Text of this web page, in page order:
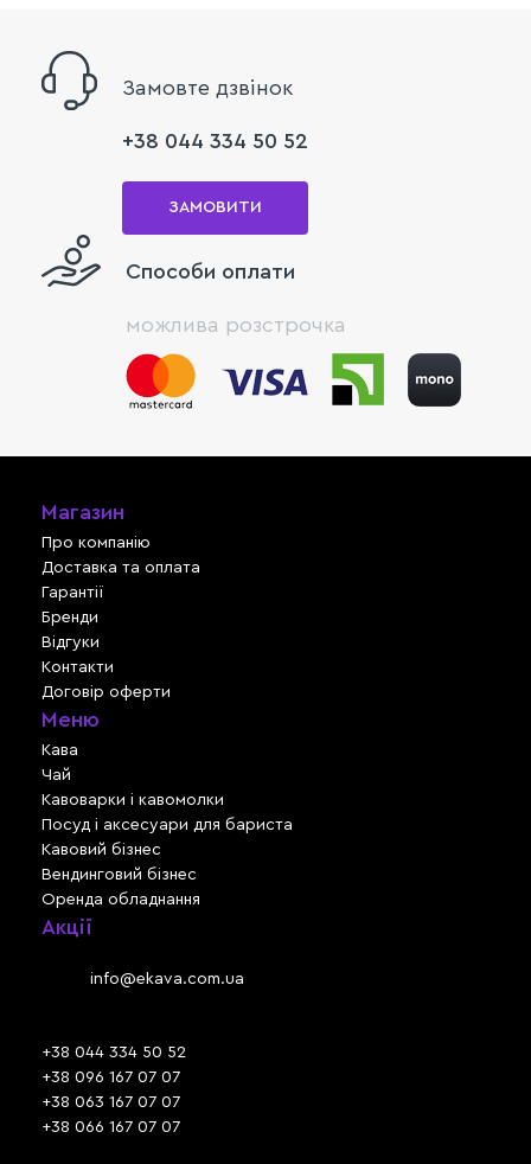
Замовте дзвінок
+38 044 334 50 52
ЗАМОВИТИ
Способи оплати
можлива розстрочка
Магазин
Про компанію
Доставка та оплата
Гарантії
Бренди
Відгуки
Контакти
Договір оферти
Меню
Кава
Чай
Кавоварки і кавомолки
Посуд і аксесуари для бариста
Кавовий бізнес
Вендинговий бізнес
Оренда обладнання
Акції
info@ekava.com.ua
+38 044 334 50 52
+38 096 167 07 07
+38 063 167 07 07
+38 066 167 07 07